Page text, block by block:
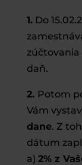
1.Do
daň.
2. Potom
Vám
dane. Z
dátum
a) 2% z